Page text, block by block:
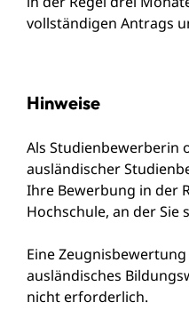
vollständigen Antrags
Hinweise
Als Studienbewerberin
ausländischer
Ihre Bewerbung in der
Hochschule, an der Sie
Eine
ausländisches
nicht erforderlich.